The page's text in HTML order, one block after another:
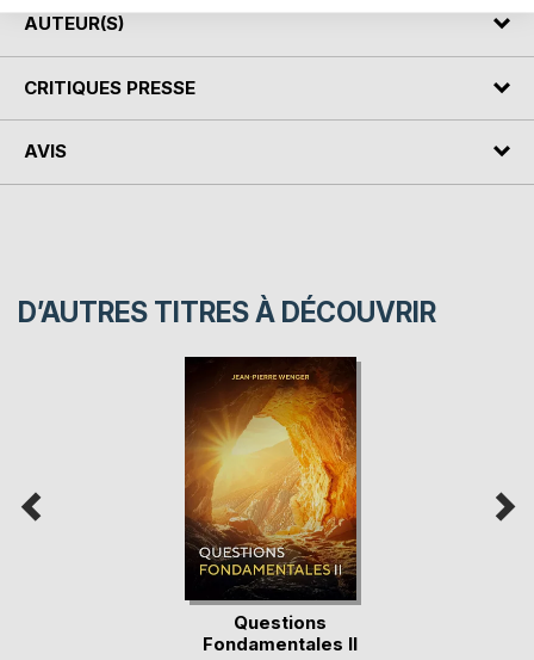
AUTEUR(S)
CRITIQUES PRESSE
AVIS
D’AUTRES TITRES À DÉCOUVRIR
Questions
Fondamentales II